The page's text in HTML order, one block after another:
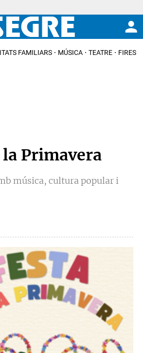
FAMILIARS MÚSICA TEATRE FIRES I
la Primavera
música, cultura popular i